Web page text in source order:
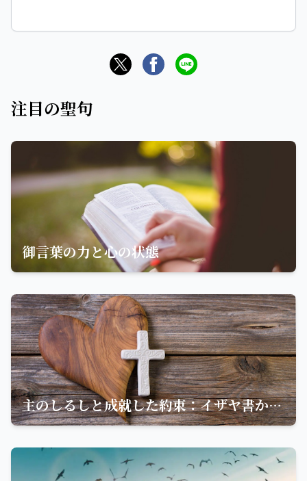
注目の聖句
御言葉の力と心の状態
主のしるしと成就した約束：イザヤ書からの教え